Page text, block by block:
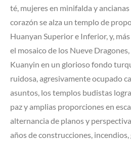
té, mujeres en minifalda y
corazón se alza un templo de
Huanyan Superior e Inferior, y,
el mosaico de los Nueve
Kuanyin en un glorioso fondo
ruidosa, agresivamente ocupado
asuntos, los templos budistas
paz y amplias proporciones en
alternancia de planos y
años de construcciones,